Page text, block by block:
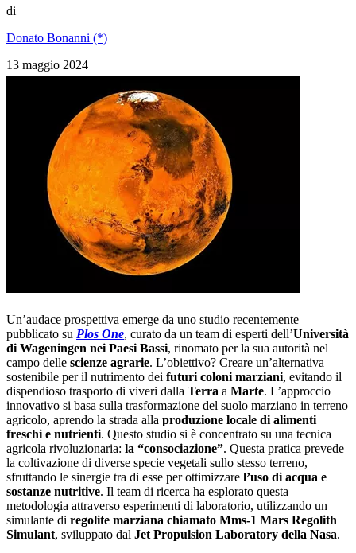
di
Donato Bonanni (*)
13 maggio 2024
Un’audace prospettiva emerge da uno studio recentemente
pubblicato su Plos One, curato da un team di esperti dell’Università
di Wageningen nei Paesi Bassi, rinomato per la sua autorità nel
campo delle scienze agrarie. L’obiettivo? Creare un’alternativa
sostenibile per il nutrimento dei futuri coloni marziani, evitando il
dispendioso trasporto di viveri dalla Terra a Marte. L’approccio
innovativo si basa sulla trasformazione del suolo marziano in terreno
agricolo, aprendo la strada alla produzione locale di alimenti
freschi e nutrienti. Questo studio si è concentrato su una tecnica
agricola rivoluzionaria: la “consociazione”. Questa pratica prevede
la coltivazione di diverse specie vegetali sullo stesso terreno,
sfruttando le sinergie tra di esse per ottimizzare l’uso di acqua e
sostanze nutritive. Il team di ricerca ha esplorato questa
metodologia attraverso esperimenti di laboratorio, utilizzando un
simulante di regolite marziana chiamato Mms-1 Mars Regolith
Simulant, sviluppato dal Jet Propulsion Laboratory della Nasa.